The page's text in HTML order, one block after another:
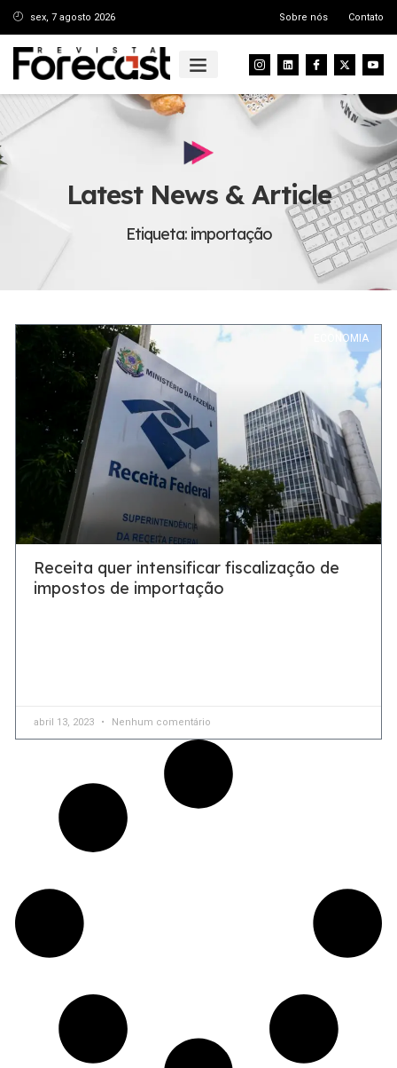
sex, 7 agosto 2026 Sobre nós Contato
Latest News & Article
Etiqueta: importação
ECONOMIA
Receita quer intensificar fiscalização de
impostos de importação
abril 13, 2023 Nenhum comentário